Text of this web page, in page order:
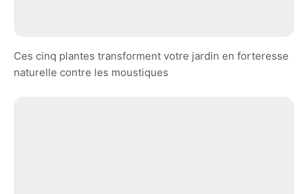
Ces cinq plantes transforment votre jardin en forteresse
naturelle contre les moustiques